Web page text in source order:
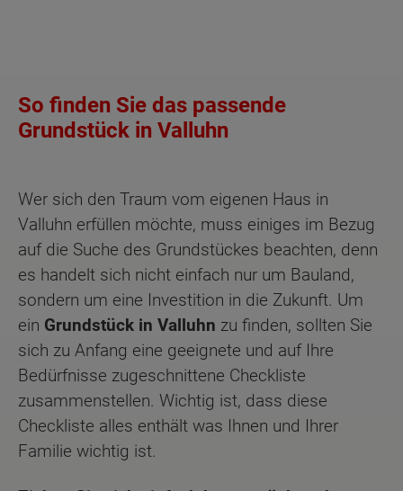
So finden Sie das passende
Grundstück in Valluhn
Wer sich den Traum vom eigenen Haus in
Valluhn erfüllen möchte, muss einiges im Bezug
auf die Suche des Grundstückes beachten, denn
es handelt sich nicht einfach nur um Bauland,
sondern um eine Investition in die Zukunft. Um
ein Grundstück in Valluhn zu finden, sollten Sie
sich zu Anfang eine geeignete und auf Ihre
Bedürfnisse zugeschnittene Checkliste
zusammenstellen. Wichtig ist, dass diese
Checkliste alles enthält was Ihnen und Ihrer
Familie wichtig ist.